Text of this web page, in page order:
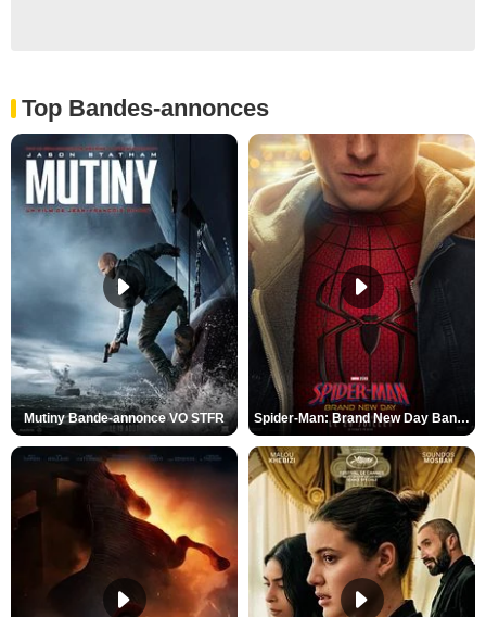
Top Bandes-annonces
Mutiny Bande-annonce VO STFR Spider-Man: Brand New Day Bande-annonce VO STFR